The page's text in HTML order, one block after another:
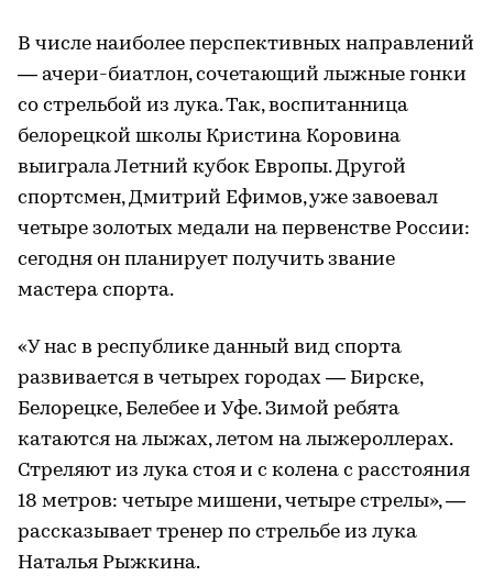
В числе наиболее перспективных направлений
— ачери-биатлон, сочетающий лыжные гонки
со стрельбой из лука. Так, воспитанница
белорецкой школы Кристина Коровина
выиграла Летний кубок Европы. Другой
спортсмен, Дмитрий Ефимов, уже завоевал
четыре золотых медали на первенстве России:
сегодня он планирует получить звание
мастера спорта.
«У нас в республике данный вид спорта
развивается в четырех городах — Бирске,
Белорецке, Белебее и Уфе. Зимой ребята
катаются на лыжах, летом на лыжероллерах.
Стреляют из лука стоя и с колена с расстояния
18 метров: четыре мишени, четыре стрелы», —
рассказывает тренер по стрельбе из лука
Наталья Рыжкина.